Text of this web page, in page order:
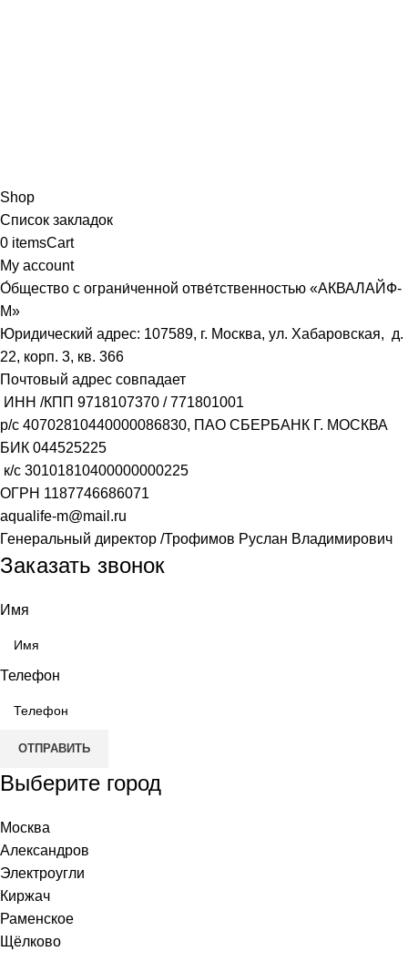
Shop
Список закладок
0 itemsCart
My account
О́бщество с ограни́ченной отве́тственностью «АКВАЛАЙФ-
М»
Юридический адрес: 107589, г. Москва, ул. Хабаровская, д.
22, корп. 3, кв. 366
Почтовый адрес совпадает
ИНН /КПП 9718107370 /771801001
р/с 40702810440000086830, ПАО СБЕРБАНК Г. МОСКВА
БИК 044525225
к/с 30101810400000000225
ОГРН 1187746686071
aqualife-m@mail.ru
Генеральный директор /Трофимов Руслан Владимирович
Заказать звонок
Имя
Телефон
ОТПРАВИТЬ
Выберите город
Москва
Александров
Электроугли
Киржач
Раменское
Щёлково